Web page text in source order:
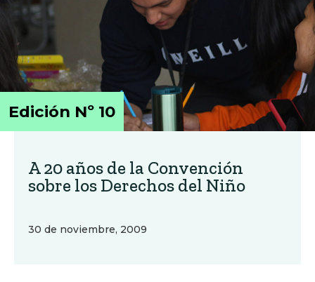
Edición Nº 10
A 20 años de la Convención
sobre los Derechos del Niño
30 de noviembre, 2009